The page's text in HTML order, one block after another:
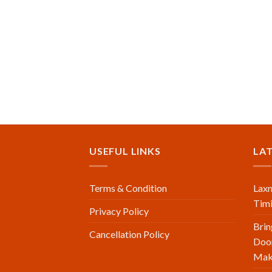
USEFUL LINKS
Terms & Condition
Privacy Policy
Cancellation Policy